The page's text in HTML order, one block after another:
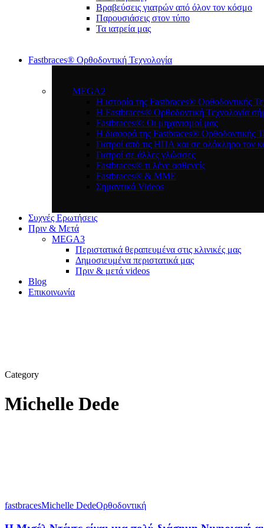
Bραβεύσεις γιατρών από όλον τον κόσμο
Παρουσιάσεις στον τύπο
Τα ιατρεία μας
Fastbraces® Ορθοδοντική Τεχνολογία
MEGA2
Η ιστορία της Fastbraces® Ορθοδοντικής
H Fastbraces® Ορθοδοντική Τεχνολογία
Fastbraces®: Οι μηχανισμοί μας
Η διαφορά της Fastbraces® Ορθοδοντικής
Γιατροί από τις ΗΠΑ και σε ολόκληρο τον
Γιατροί σε άλλες γλώσσες
Fastbraces® τι λένε ασθενείς
Fastbraces® & ΜΜΕ
Σημαντικά Videos
Συχνές Ερωτήσεις
Πριν & Μετά
MEGA3
Περιστατικά θεραπευμένα στις κλινικές μας
Δημοσιευμένα περιστατικά μας
Πριν & μετά videos
Blog
Επικοινωνία
Category
Michelle Dede
Μισέλ
fastbracesMichelle DedeΟρθοδοντική